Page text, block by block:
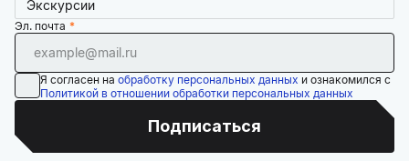
Экскурсии
Эл. почта
Я согласен на обработку персональных данных и ознакомился с
Политикой в отношении обработки персональных данных
Подписаться